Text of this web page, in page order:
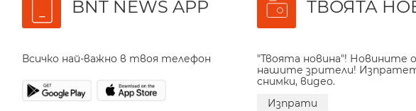
BNT NEWS APP
Всичко най-важно в твоя телефон
ТВОЯТА
"Твоята новина"! Новините
нашите зрители!
снимки, видео.
Изпрати